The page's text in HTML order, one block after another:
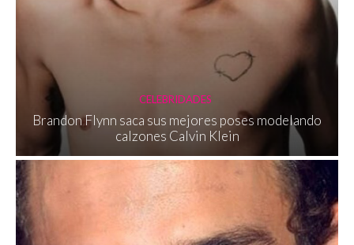
CELEBRIDADES
Brandon Flynn saca sus mejores poses modelando
calzones Calvin Klein